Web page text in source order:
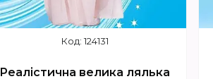
124131
Реалістична велика лялька